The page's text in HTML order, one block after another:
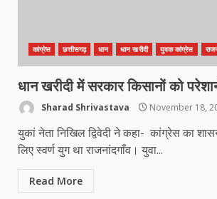
कांग्रेस छत्तीसगढ़ धान धान खरीदी युवक कांग्रेस
धान खरीदी में सरकार किसानों को
Sharad Shrivastava November 18,
युकां नेता निखिल द्विवेदी ने कहा- कांग्रेस का
लिए स्वर्ण युग था राजनांदगाँव। युवा...
Read More